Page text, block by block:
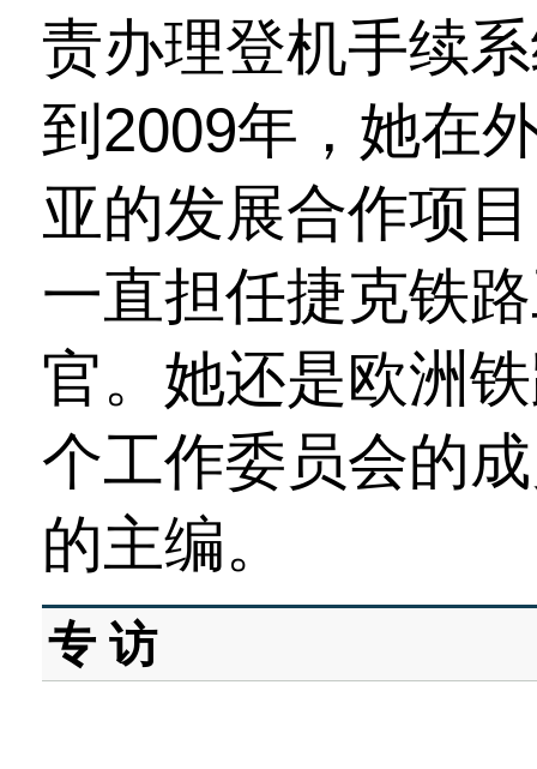
责办理登机手续
到2009年，她在
亚的发展合作项
一直担任捷克铁
官。她还是欧洲
个工作委员会的
的主编。
专 访